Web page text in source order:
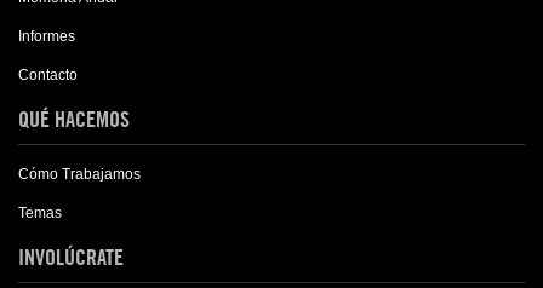
Informes
Contacto
QUÉ HACEMOS
Cómo Trabajamos
Temas
INVOLÚCRATE